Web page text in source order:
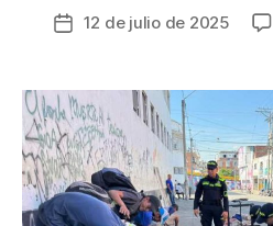
Fecha
entrada
12 de julio de 2025